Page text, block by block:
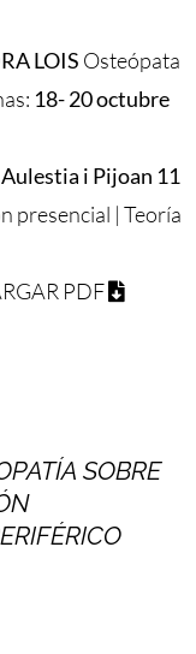
LOIS Osteópata
18- 20 octubre
Aulestia i Pijoan 11
presencial | Teoría
PDF
SOBRE